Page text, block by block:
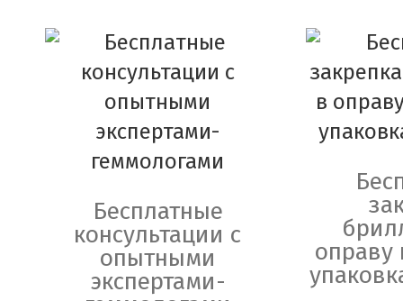
Бесплатные
консультации с
опытными
экспертами-
оправу